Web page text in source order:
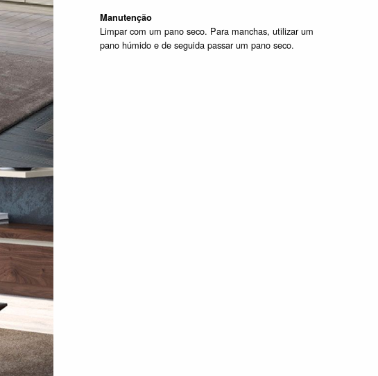
Manutenção
Limpar com um pano seco. Para manchas, utilizar um
pano húmido e de seguida passar um pano seco.